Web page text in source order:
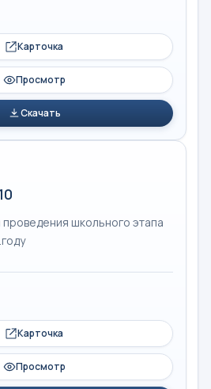
Карточка
Просмотр
Скачать
школьного этапа
Карточка
Просмотр